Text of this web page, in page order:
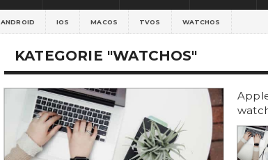
ANDROID IOS MACOS TVOS WATCHOS
KATEGORIE "WATCHOS"